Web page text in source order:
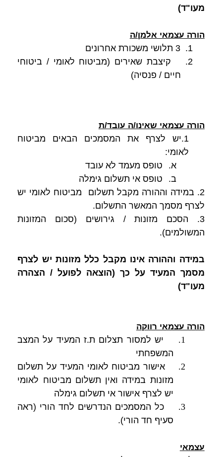
מעו"ד)
הורה עצמאי אלמן/ה
1.
3 תלושי משכורת אחרונים
2.
קיצבת שאירים (מביטוח לאומי / ביטוחי
חיים / פנסיה)
הורה עצמאי שאינו/ה עובד/ת
1.יש לצרף את המסמכים הבאים מביטוח
לאומי:
א.
טופס מעמד לא עובד
ב.
טופס אי תשלום גימלה
2. במידה וההורה מקבל תשלום מביטוח לאומי יש
לצרף מסמך המאשר התשלום.
3. הסכם מזונות / גירושים (סכום המזונות
המשולמים).
במידה וההורה אינו מקבל כלל מזונות יש לצרף
מסמך המעיד על כך (הוצאה לפועל / הצהרה
מעו"ד)
הורה עצמאי רווקה
1.
יש למסור תצלום ת.ז המעיד על המצב
המשפחתי
2.
אישור מביטוח לאומי המעיד על תשלום
מזונות במידה ואין תשלום מביטוח לאומי
יש לצרף אישור אי תשלום גימלה
3.
כל המסמכים הנדרשים לחד הורי (ראה
סעיף חד הורי).
עצמאי